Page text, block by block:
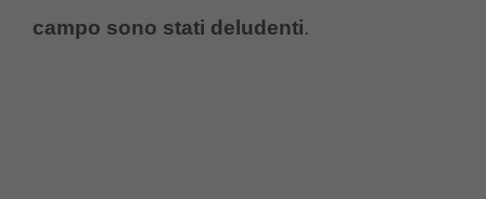
campo sono stati deludenti.